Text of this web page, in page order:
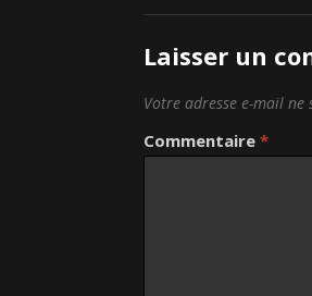
Laisser un
Votre adresse e-mail ne
Commentaire *